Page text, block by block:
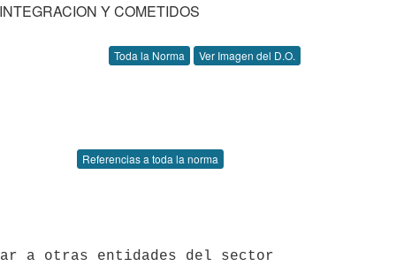
Y COMETIDOS
Toda la Norma Ver Imagen del D.O.
Referencias a toda la norma